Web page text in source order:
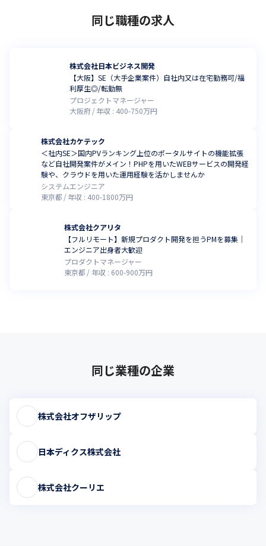
同じ職種の求人
株式会社日本ビジネス開発
【大阪】SE（大手企業案件）自社内又は在宅勤務可/福
利厚生◎/転勤無
プロジェクトマネージャー
大阪府
年収 : 400-750万円
株式会社カケテック
＜社内SE＞国内PVランキング上位のポータルサイトの機能拡張
など自社開発案件がメイン！PHPを用いたWEBサービスの開発経
験や、クラウドを用いた運用経験を活かしませんか
システムエンジニア
東京都
年収 : 400-1800万円
株式会社クアリタ
【フルリモート】新規プロダクト開発を担うPMを募集｜
エンジニア出身者大歓迎
プロダクトマネージャー
東京都
年収 : 600-900万円
同じ業種の企業
株式会社オフザリップ
日本ディクス株式会社
株式会社クーリエ